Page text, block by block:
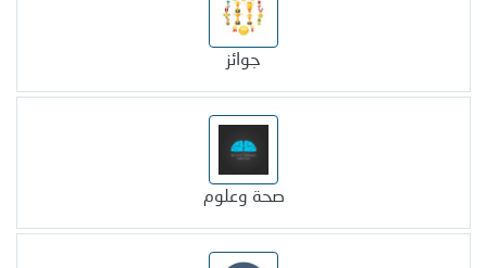
جوائز
صحة وعلوم